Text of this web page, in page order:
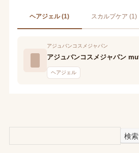
ヘアジェル (1) スカルプケア (1)
アジュバンコスメジャパン
ヘアジェル
検索